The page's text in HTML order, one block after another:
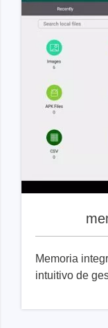
Memoria
intuitivo de